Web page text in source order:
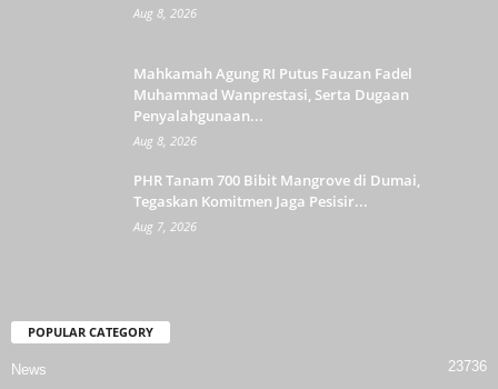
Aug 8, 2026
Mahkamah Agung RI Putus Fauzan Fadel
Muhammad Wanprestasi, Serta Dugaan
Penyalahgunaan...
Aug 8, 2026
PHR Tanam 700 Bibit Mangrove di Dumai,
Tegaskan Komitmen Jaga Pesisir...
Aug 7, 2026
POPULAR CATEGORY
News 23736